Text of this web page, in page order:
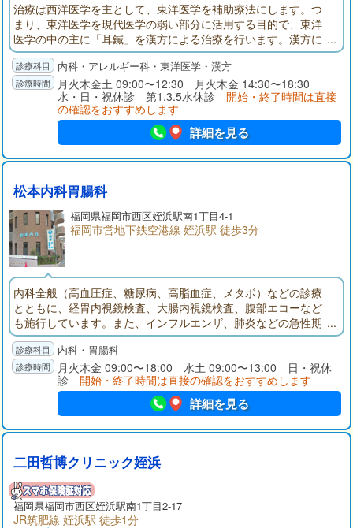
治療は西洋医学を主として、東洋医学を補助療法にします。つ
まり、東洋医学を現代医学の弱い部分に活用する目的で、東洋
医学の中の主に「耳鍼」を漢方による治療を行います。漢方に
よる治療では一人一人の患者様の症状と体質を考えて治療をし
ています。「耳鍼」は気血を整える治療で生体の恒常性（ホメ
オスターシス）維持、自己回復力の強化、免疫力の増強などの
効果があるといわれています。
内科・アレルギー科・東洋医学・漢方
月火木金土 09:00〜12:30 月火木金 14:30〜18:30
水・日・祝休診 第1.3.5水休診 開始・終了時間は直接
の確認をおすすめします
詳細を見る
松本内科胃腸科
福岡県福岡市西区姪浜駅南1丁目4-1
福岡市営地下鉄空港線 姪浜駅 徒歩3分
内科全般（高血圧症、糖尿病、高脂血症、メタボ）などの診療
とともに、経胃内視鏡検査、大腸内視鏡検査、腹部エコーなど
も施行しています。また、インフルエンザ、肺炎などの急性期
疾患にも迅速に対応しています。
内科・胃腸科
月火木金 09:00〜18:00 水土 09:00〜13:00 日・祝休
診 開始・終了時間は直接の確認をおすすめします
詳細を見る
二田哲博クリニック姪浜
福岡県福岡市西区姪浜駅南1丁目2-17
JR筑肥線 姪浜駅 徒歩1分